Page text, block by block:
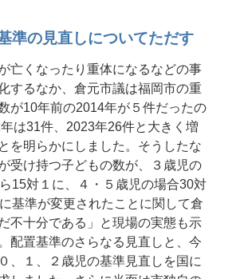
準の見直しについてただす
亡くなったり重体になるなどの事
するなか、倉元市議は福岡市の重
が10年前の2014年が５件だったの
は31件、2023年26件と大きく増
を明らかにしました。そうしたな
受け持つ子どもの数が、３歳児の
15対１に、４・５歳児の場合30対
基準が変更されたことに関して倉
不十分である」と現場の実態も示
配置基準のさらなる見直しと、今
、１、２歳児の基準見直しを国に